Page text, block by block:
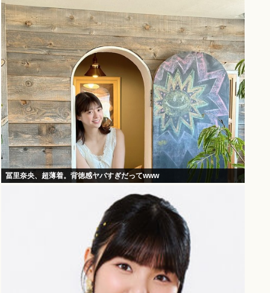
冨里奈央、超薄着。背徳感ヤバすぎだってwww